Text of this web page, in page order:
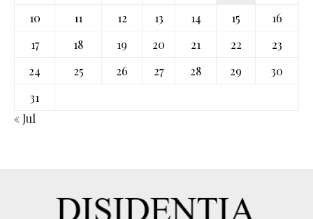
10
11 12 13 14 15
16
17
18 19 20 21 22
23
24
25 26 27 28 29
30
31
« Jul